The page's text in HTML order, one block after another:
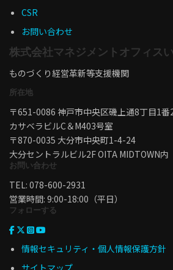
CSR
お問い合わせ
株式会社マネジメントオフィス
ものづくり経営革新等支援機関
所在地
〒651-0086 神戸市中央区磯上通8丁目1番
カサベラビルC＆M403号室
〒870-0035 大分市中央町1-4-24
大分セントラルビル2F OITA MIDTOWN内
お問い合わせ
TEL: 078-600-2931
営業時間: 9:00-18:00（平日）
フォローする
情報セキュリティ・個人情報保護方針